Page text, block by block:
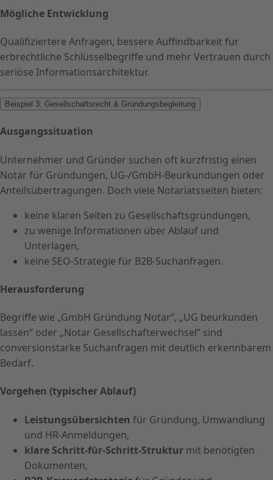
Mögliche Entwicklung
Qualifiziertere Anfragen, bessere Auffindbarkeit für
erbrechtliche Schlüsselbegriffe und mehr Vertrauen durch
seriöse Informationsarchitektur.
Beispiel 3: Gesellschaftsrecht & Gründungsbegleitung
Ausgangssituation
Unternehmer und Gründer suchen oft kurzfristig einen
Notar für Gründungen, UG-/GmbH-Beurkundungen oder
Anteilsübertragungen. Doch viele Notariatsseiten bieten:
keine klaren Seiten zu Gesellschaftsgründungen,
zu wenige Informationen über Ablauf und
Unterlagen,
keine SEO-Strategie für B2B-Suchanfragen.
Herausforderung
Begriffe wie „GmbH Gründung Notar“, „UG beurkunden
lassen“ oder „Notar Gesellschafterwechsel“ sind
conversionstarke Suchanfragen mit deutlich erkennbarem
Bedarf.
Vorgehen (typischer Ablauf)
Leistungsübersichten für Gründung, Umwandlung
und HR-Anmeldungen,
klare Schritt-für-Schritt-Struktur mit benötigten
Dokumenten,